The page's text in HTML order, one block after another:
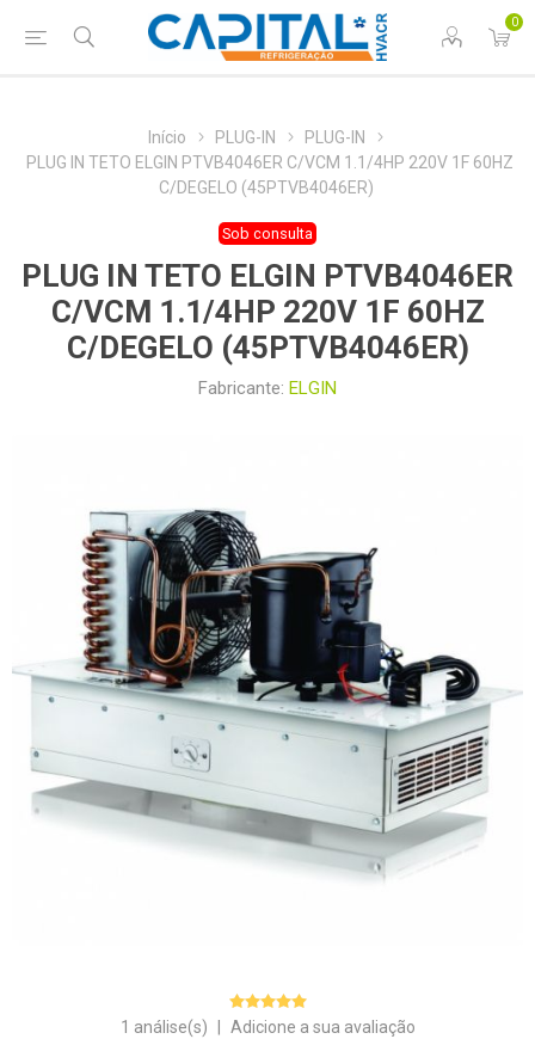
0
Início PLUG-IN
PLUG-IN
PLUG IN TETO ELGIN PTVB4046ER C/VCM 1.1/4HP 220V 1F 60HZ
C/DEGELO (45PTVB4046ER)
Sob consulta
PLUG IN TETO ELGIN PTVB4046ER
C/VCM 1.1/4HP 220V 1F 60HZ
C/DEGELO (45PTVB4046ER)
Fabricante: ELGIN
1 análise(s) Adicione a sua avaliação